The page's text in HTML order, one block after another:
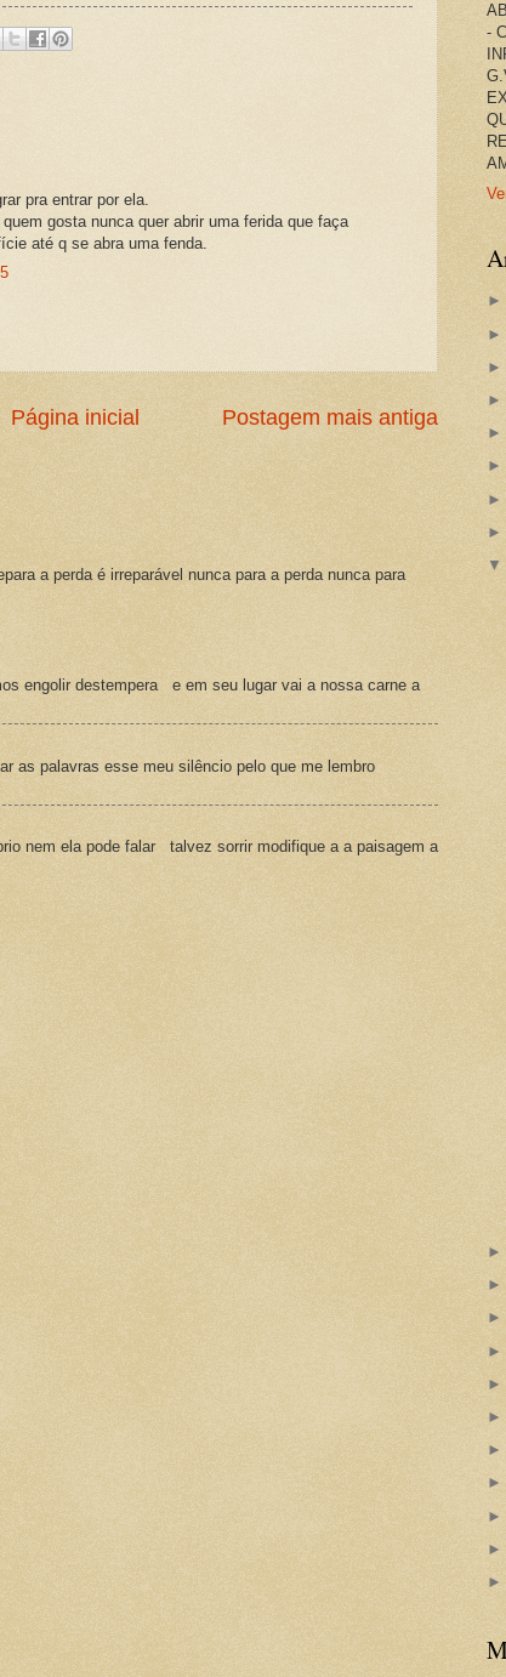
pra entrar por ela.
gosta nunca quer abrir uma ferida que faça
até q se abra uma fenda.
Postagem mais antiga
Página inicial
a perda é irreparável nunca para a perda nunca para
engolir destempera e em seu lugar vai a nossa carne a
as palavras esse meu silêncio pelo que me lembro
nem ela pode falar talvez sorrir modifique a a paisagem a
-
►
►
►
►
►
►
►
►
▼
►
►
►
►
►
►
►
►
►
►
►